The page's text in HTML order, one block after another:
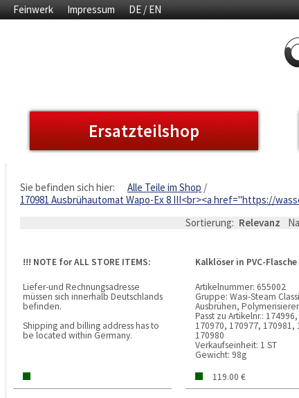
Feinwerk Impressum DE / EN
Ersatzteilshop
Sie befinden sich hier:
Alle Teile im Shop
170981 Ausbrühautomat Wapo-Ex 8 III<br><a href="https://
Sortierung: Relevanz
!!! NOTE for ALL STORE ITEMS:
Liefer-und Rechnungsadresse
müssen sich innerhalb Deutschlands
befinden.
Shipping and billing address has to
be located within Germany.
Kalklöser in PVC-Flasche
Artikelnummer: 655002
Gruppe: Wasi-Steam
Ausbrühen,
Passt zu Artikelnr.:
170970, 170977, 170981,
170980
Verkaufseinheit: 1 ST
Gewicht: 98g
119.00 €